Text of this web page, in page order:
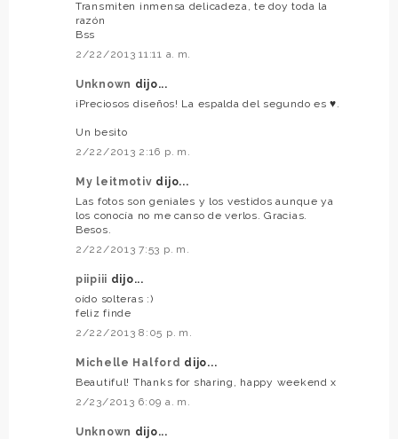
Transmiten inmensa delicadeza, te doy toda la
razón
Bss
2/22/2013 11:11 a. m.
Unknown dijo...
¡Preciosos diseños! La espalda del segundo es ♥.
Un besito
2/22/2013 2:16 p. m.
My leitmotiv dijo...
Las fotos son geniales y los vestidos aunque ya
los conocía no me canso de verlos. Gracias.
Besos.
2/22/2013 7:53 p. m.
piipiii dijo...
oído solteras :)
feliz finde
2/22/2013 8:05 p. m.
Michelle Halford dijo...
Beautiful! Thanks for sharing, happy weekend x
2/23/2013 6:09 a. m.
Unknown dijo...